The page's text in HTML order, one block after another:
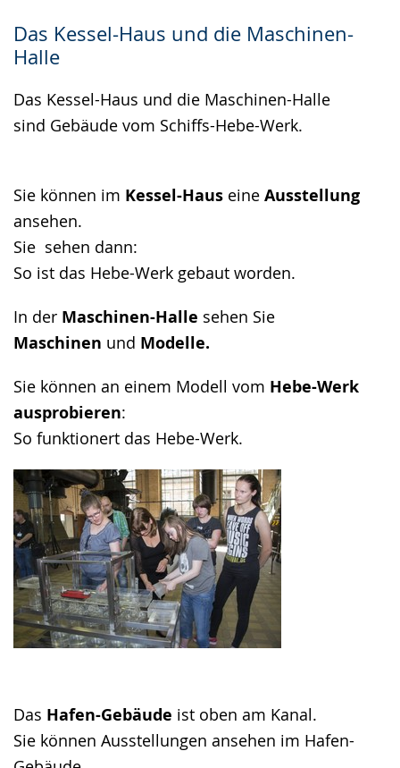
Das Kessel-Haus und die Maschinen-
Halle
Das Kessel-Haus und die Maschinen-Halle
sind Gebäude vom Schiffs-Hebe-Werk.
Sie können i​​​​​​​m Kessel-Haus eine Ausstellung
ansehen.
​​​​​​​Sie sehen dann:
So ist das Hebe-Werk gebaut worden.
In der Maschinen-Halle sehen Sie
Maschinen und Modelle.
Sie können an einem Modell vom Hebe-Werk
ausprobieren:
So funktionert das Hebe-Werk.
Das Hafen-Gebäude ist oben am Kanal.
Sie können Ausstellungen ansehen im Hafen-